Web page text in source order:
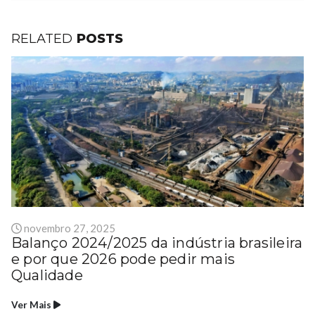
RELATED POSTS
novembro 27, 2025
Balanço 2024/2025 da indústria brasileira
e por que 2026 pode pedir mais
Qualidade
Ver Mais